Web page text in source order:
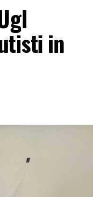
in